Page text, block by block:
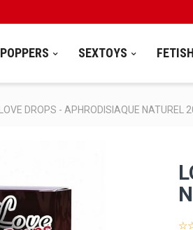
POPPERS SEXTOYS FETISH
LOVE DROPS - APHRODISIAQUE NATUREL